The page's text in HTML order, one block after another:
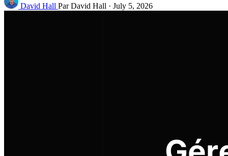
David Hall Par David Hall · July 5, 2026